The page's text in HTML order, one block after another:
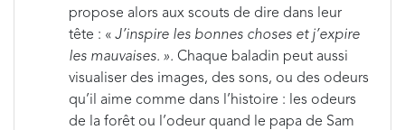
propose alors aux scouts de dire dans leur
tête : « J’inspire les bonnes choses et j’expire
les mauvaises. ». Chaque baladin peut aussi
visualiser des images, des sons, ou des odeurs
qu’il aime comme dans l’histoire : les odeurs
de la forêt ou l’odeur quand le papa de Sam